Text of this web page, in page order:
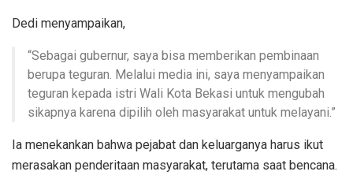
Dedi menyampaikan,
“Sebagai gubernur, saya bisa memberikan pembinaan
berupa teguran. Melalui media ini, saya menyampaikan
teguran kepada istri Wali Kota Bekasi untuk mengubah
sikapnya karena dipilih oleh masyarakat untuk melayani.”
Ia menekankan bahwa pejabat dan keluarganya harus ikut
merasakan penderitaan masyarakat, terutama saat bencana.